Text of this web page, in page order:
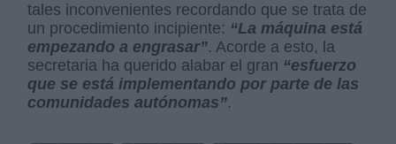
tales inconvenientes recordando que se trata de
un procedimiento incipiente: “La máquina está
empezando a engrasar”. Acorde a esto, la
secretaria ha querido alabar el gran “esfuerzo
que se está implementando por parte de las
comunidades autónomas”.